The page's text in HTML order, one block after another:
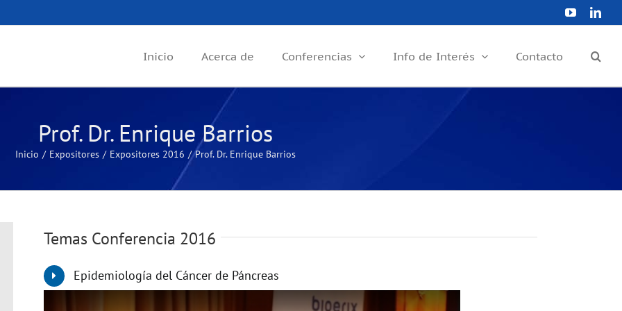
YouTube
Inicio Acerca de Conferencias Info de Interés Contacto
Prof. Dr. Enrique Barrios
Inicio Expositores Expositores 2016 Prof. Dr. Enrique Barrios
Temas Conferencia 2016
Epidemiología del Cáncer de Páncreas